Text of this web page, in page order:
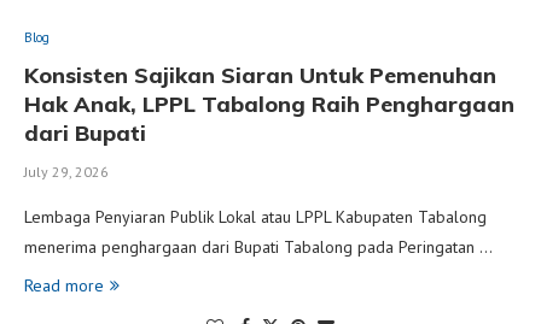
Blog
Konsisten Sajikan Siaran Untuk Pemenuhan
Hak Anak, LPPL Tabalong Raih Penghargaan
dari Bupati
July 29, 2026
Lembaga Penyiaran Publik Lokal atau LPPL Kabupaten Tabalong
menerima penghargaan dari Bupati Tabalong pada Peringatan …
Read more